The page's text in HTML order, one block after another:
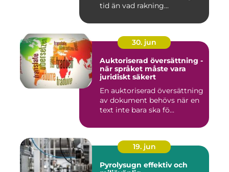
tid än vad rakning...
30. jun
Auktoriserad översättning -
när språket måste vara
juridiskt säkert
En auktoriserad översättning
av dokument behövs när en
text inte bara ska fö...
19. jun
Pyrolysugn effektiv och